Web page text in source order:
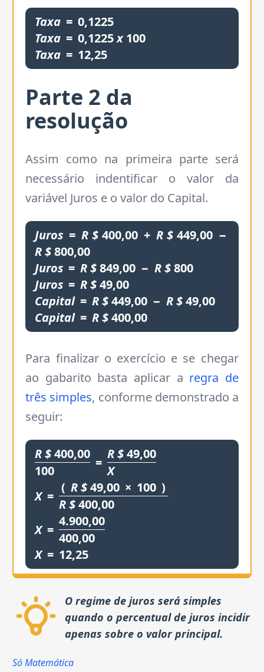
Taxa = 0,1225
Taxa = 0,1225x 100
Taxa = 12,25
Parte 2 da
resolução
Assim como na primeira parte será
necessário indentificar o valor da
variável Juros e o valor do Capital.
Juros = R $ 400,00 + R $ 449,00 −
R$800,00
Juros = R$849,00 − R$800
Juros = R$49,00
Capital = R$449,00 − R$49,00
Capital = R$400,00
Para finalizar o exercício e se chegar
ao gabarito basta aplicar a regra de
três simples, conforme demonstrado a
seguir:
R$400,00
100
=
R$49,00
X
X =
( R$49,00 × 100 )
R$400,00
X =
4.900,00
400,00
X = 12,25
O regime de juros será simples
quando o percentual de juros incidir
apenas sobre o valor principal.
Só Matemática